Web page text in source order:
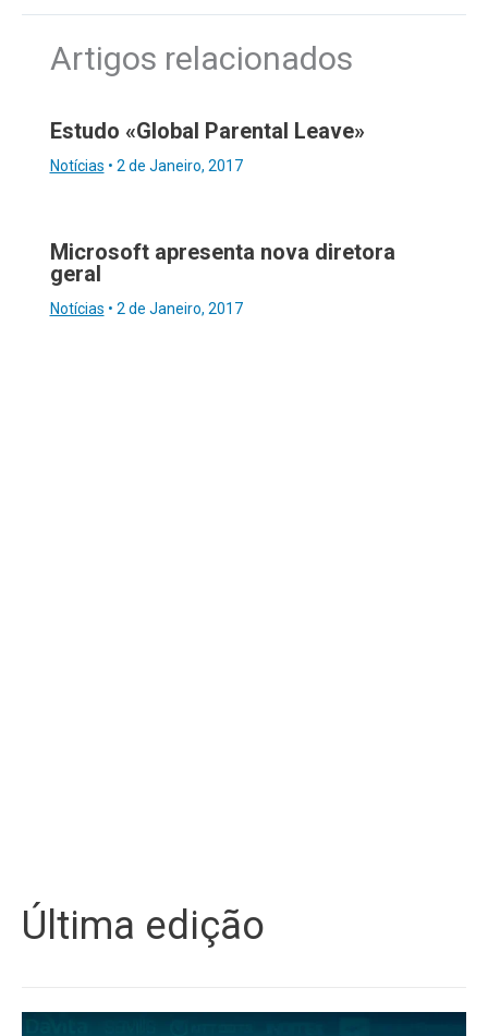
Artigos relacionados
Estudo «Global Parental Leave»
Notícias • 2 de Janeiro, 2017
Microsoft apresenta nova diretora
geral
Notícias • 2 de Janeiro, 2017
Última edição